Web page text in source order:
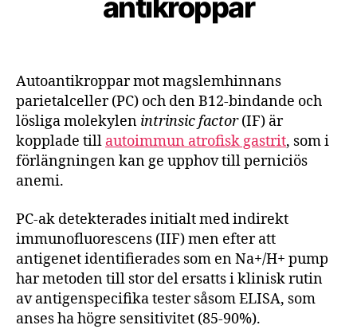
antikroppar
Autoantikroppar mot magslemhinnans
parietalceller (PC) och den B12-bindande och
lösliga molekylen intrinsic factor(IF) är
kopplade till autoimmun atrofisk gastrit, som i
förlängningen kan ge upphov till perniciös
anemi.
PC-ak detekterades initialt med indirekt
immunofluorescens (IIF) men efter att
antigenet identifierades som en Na+/H+ pump
har metoden till stor del ersatts i klinisk rutin
av antigenspecifika tester såsom ELISA, som
anses ha högre sensitivitet (85-90%).